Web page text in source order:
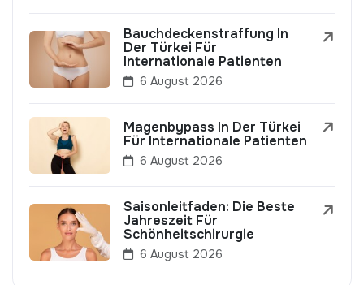
Bauchdeckenstraffung In
Der Türkei Für
Internationale Patienten
6 August 2026
Magenbypass In Der Türkei
Für Internationale Patienten
6 August 2026
Saisonleitfaden: Die Beste
Jahreszeit Für
Schönheitschirurgie
6 August 2026